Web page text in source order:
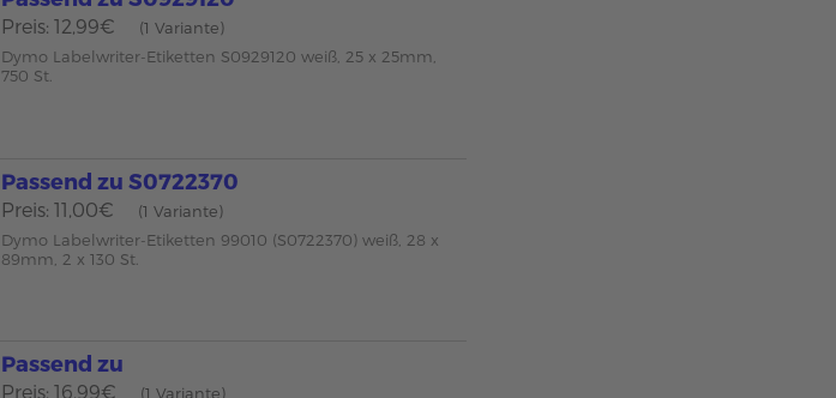
Preis: 12,99€
(1 Variante)
Dymo Labelwriter-Etiketten S0929120 weiß, 25 x 25mm,
750 St.
Passend zu S0722370
Preis: 11,00€
(1 Variante)
Dymo Labelwriter-Etiketten 99010 (S0722370) weiß, 28 x
89mm, 2 x 130 St.
Passend zu
Preis: 16,99€ (1 Variante)